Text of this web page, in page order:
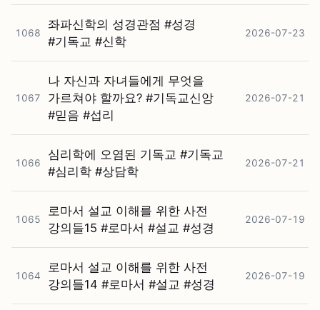
1068
좌파신학의 성경관점 #⁠성경
#⁠기독교 #⁠신학
2026-07-23
1067
나 자신과 자녀들에게 무엇을
가르쳐야 할까요? #⁠기독교신앙
#⁠믿음 #⁠섭리
2026-07-21
1066
심리학에 오염된 기독교 #⁠기독교
#⁠심리학 #⁠상담학
2026-07-21
1065
로마서 설교 이해를 위한 사전
강의들15 #⁠로마서 #⁠설교 #⁠성경
2026-07-19
1064
로마서 설교 이해를 위한 사전
강의들14 #⁠로마서 #⁠설교 #⁠성경
2026-07-19